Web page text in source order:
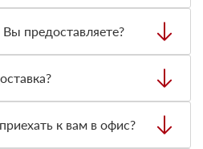
товара. При этом, если
ненадлежащего качества, то
предоставляете?
а также товарно-
уточнения деталей заказа.
нашему логисту для оценки
к вам в офис?